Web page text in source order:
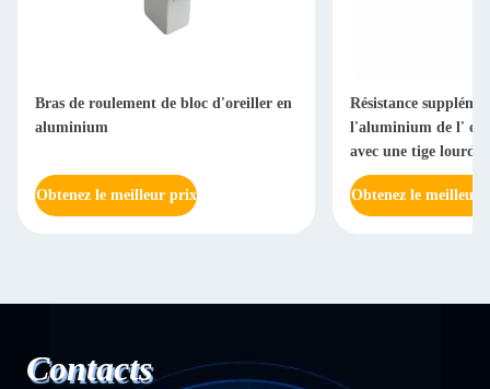
Bras de roulement de bloc d'oreiller en
aluminium
Obtenez le meilleur prix
Résistance
l'aluminium de l'
avec une tige lourde
Obtenez le meilleur
Contacts